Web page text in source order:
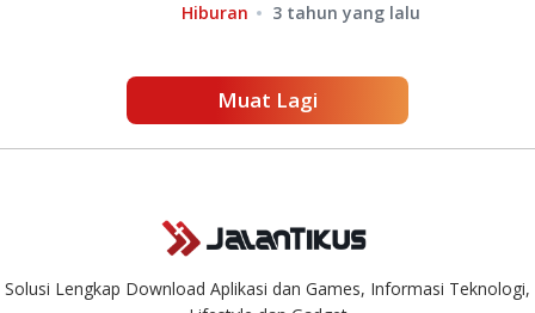
Hiburan 3 tahun yang lalu
Muat Lagi
Solusi Lengkap Download Aplikasi dan Games, Informasi Teknologi,